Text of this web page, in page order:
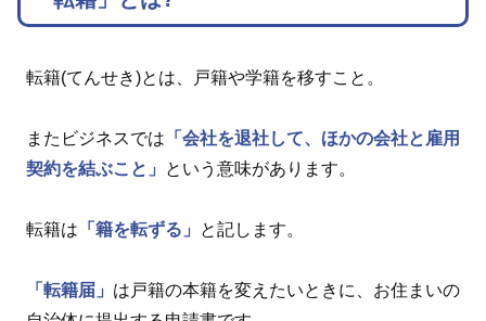
転籍(てんせき)とは、戸籍や学籍を移すこと。
またビジネスでは 「会社を退社して、ほかの会社と雇用
契約を結ぶこと」
という意味があります。
転籍は 「籍を転ずる」 と記します。
「転籍届」 は戸籍の本籍を変えたいときに、お住まいの